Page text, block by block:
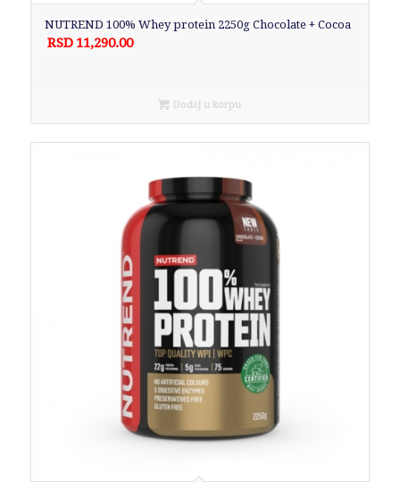
NUTREND 100% Whey protein 2250g Chocolate + Cocoa
RSD 11,290.00
Dodaj u korpu